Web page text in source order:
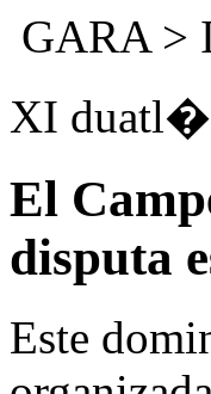
GARA>
XI
El
disputa
Este